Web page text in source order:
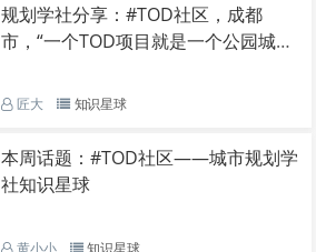
规划学社分享：#TOD社区，成都
市，“一个TOD项目就是一个公园城市
匠大 知识星球
本周话题：#TOD社区——城市规划学
社知识星球